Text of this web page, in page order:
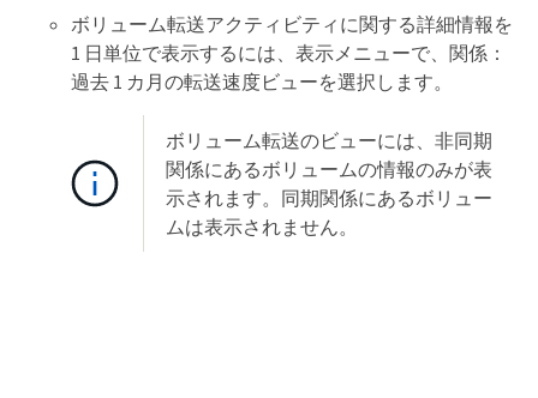
ボリューム転送アクティビティに関する詳細情報を
1 日単位で表示するには、表示メニューで、関係：
過去 1 カ月の転送速度ビューを選択します。
ボリューム転送のビューには、非同期
関係にあるボリュームの情報のみが表
示されます。同期関係にあるボリュー
ムは表示されません。